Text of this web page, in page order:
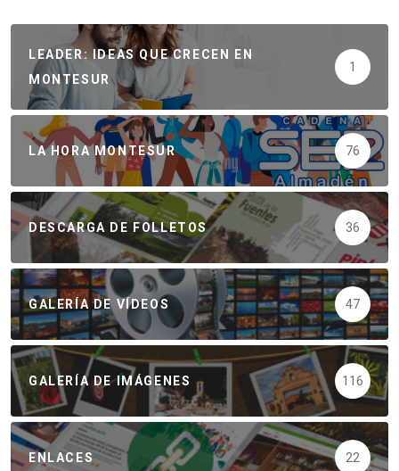
LEADER: IDEAS QUE CRECEN EN
MONTESUR
1
LA HORA MONTESUR 76
DESCARGA DE FOLLETOS 36
GALERÍA DE VÍDEOS 47
GALERÍA DE IMÁGENES 116
ENLACES 22